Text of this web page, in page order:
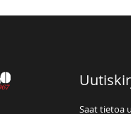
Saat tietoa